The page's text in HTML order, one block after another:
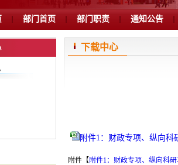
部门首页 部门职责 通知公告
下载中心
附件1：财政专项、纵向科
附件【附件1：财政专项、纵向科